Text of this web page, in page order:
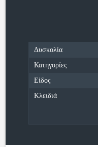
Δυσκολία
Κατηγορίες
Είδος
Κλειδιά